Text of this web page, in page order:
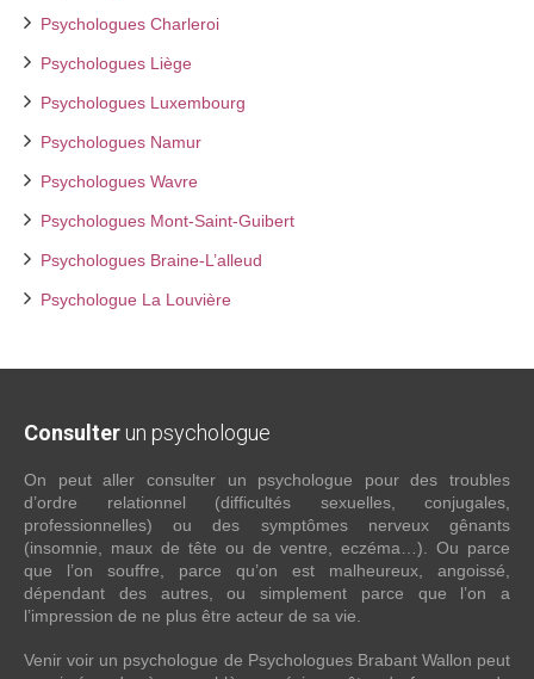
Psychologues Charleroi
Psychologues Liège
Psychologues Luxembourg
Psychologues Namur
Psychologues Wavre
Psychologues Mont-Saint-Guibert
Psychologues Braine-L’alleud
Psychologue La Louvière
Consulter un psychologue
On peut aller consulter un psychologue pour des troubles
d’ordre relationnel (difficultés sexuelles, conjugales,
professionnelles) ou des symptômes nerveux gênants
(insomnie, maux de tête ou de ventre, eczéma…). Ou parce
que l’on souffre, parce qu’on est malheureux, angoissé,
dépendant des autres, ou simplement parce que l’on a
l’impression de ne plus être acteur de sa vie.
Venir voir un psychologue de Psychologues Brabant Wallon peut